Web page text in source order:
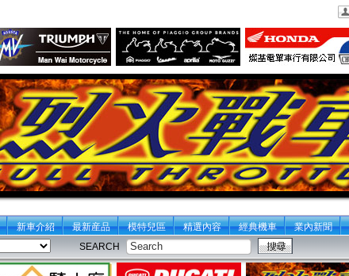
新車介紹 最新産品 模特兒區 精選內容 經典機車 業內新聞
SEARCH